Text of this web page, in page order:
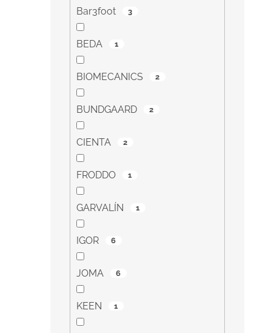
Bar3foot 3
BEDA 1
BIOMECANICS 2
BUNDGAARD 2
CIENTA 2
FRODDO 1
GARVALÍN 1
IGOR 6
JOMA 6
KEEN 1